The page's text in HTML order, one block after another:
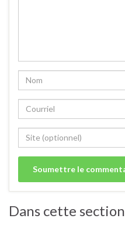
Dans cette section